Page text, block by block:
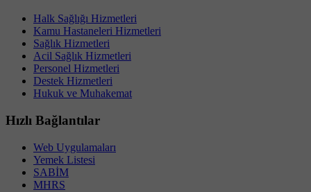
Halk Sağlığı Hizmetleri
Kamu Hastaneleri Hizmetleri
Sağlık Hizmetleri
Acil Sağlık Hizmetleri
Personel Hizmetleri
Destek Hizmetleri
Hukuk ve Muhakemat
Hızlı Bağlantılar
Web Uygulamaları
Yemek Listesi
SABİM
MHRS